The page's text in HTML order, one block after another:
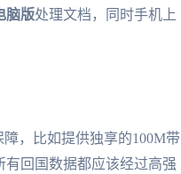
脑版处理文档，同时手机上
，比如提供独享的100M带
回国数据都应该经过高强